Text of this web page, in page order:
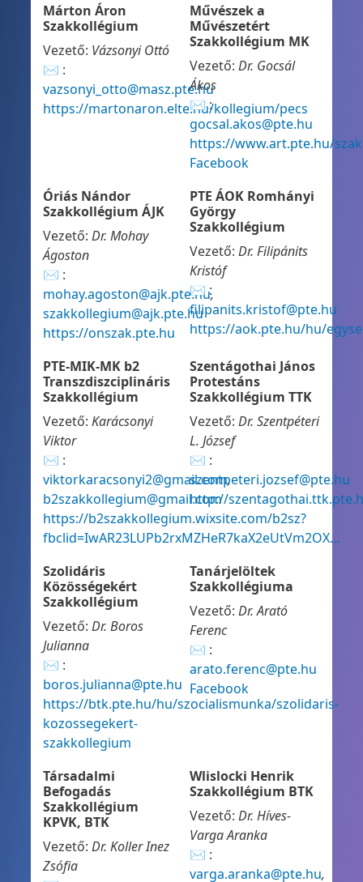
Márton Áron
Szakkollégium
Vezető: Vázsonyi Ottó
✉ :
vazsonyi_otto@masz.pte.hu
https://martonaron.elte.hu/kollegium/pecs
Művészek a
Művészetért
Szakkollégium MK
Vezető: Dr. Gocsál
Ákos
✉ :
gocsal.akos@pte.hu
https://www.art.pte.hu/
Facebook
Óriás Nándor
Szakkollégium ÁJK
Vezető:Dr. Mohay
Ágoston
✉ :
mohay.agoston@ajk.pte.hu,
szakkollegium@ajk.pte.hu
https://onszak.pte.hu
PTE ÁOK Romhányi
György
Szakkollégium
Vezető: Dr. Filipánits
Kristóf
✉ :
filipanits.kristof@pte.hu
https://aok.pte.hu/hu/
PTE-MIK-MK b2
Transzdiszciplináris
Szakkollégium
Vezető:Karácsonyi
Viktor
✉ :
viktorkaracsonyi2@gmail.com,
b2szakkollegium@gmail.com
https://b2szakkollegium.wixsite.com/b2sz?
fbclid=IwAR23LUPb2rxMZHeR7kaX2eUtVm2OX…
Szentágothai János
Protestáns
Szakkollégium TTK
Vezető: Dr. Szentpéteri
L. József
✉ :
szentpeteri.jozsef@pte.hu
http://
Szolidáris
Közösségekért
Szakkollégium
Vezető:Dr. Boros
Julianna
✉ :
boros.julianna@pte.hu
https://btk.pte.hu/hu/szocialismunka/szolidaris-
kozossegekert-
szakkollegium
Tanárjelöltek
Szakkollégiuma
Vezető: Dr. Arató
Ferenc
✉ :
arato.ferenc@pte.hu
Facebook
Társadalmi
Befogadás
Szakkollégium
KPVK, BTK
Vezető:Dr. Koller Inez
Zsófia
Wlislocki Henrik
Szakkollégium BTK
Vezető: Dr. Híves-
Varga Aranka
✉ :
varga.aranka@pte.hu,